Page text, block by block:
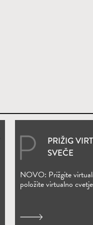
PRIŽIG
SVEČE
NOVO: Prižgite
položite virtualno
(Odpre se v